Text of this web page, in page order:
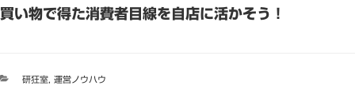
買い物で得た消費者目線を自店に活かそう！
カ
研狂室, 運営ノウハウ